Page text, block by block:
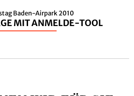
Baden-Airpark 2010
MIT ANMELDE-TOOL